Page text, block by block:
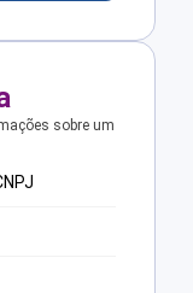
sobre um